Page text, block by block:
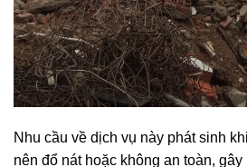
Nhu cầu về dịch vụ này phát sinh
nên đổ nát hoặc không an toàn,